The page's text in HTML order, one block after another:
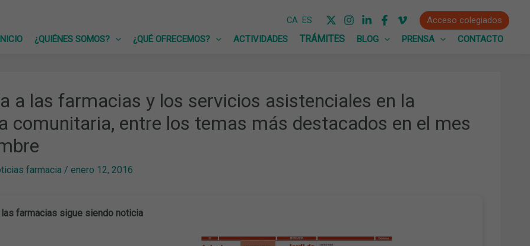
CA ES
Acceso colegiados
¿QUIÉNES SOMOS? ¿QUÉ OFRECEMOS? ACTIVIDADES BLOG PRENSA CONTACTO
a las farmacias y los servicios asistenciales en la
comunitaria, entre los temas más destacados en el mes
farmacia/ enero 12, 2016
las farmacias sigue siendo noticia